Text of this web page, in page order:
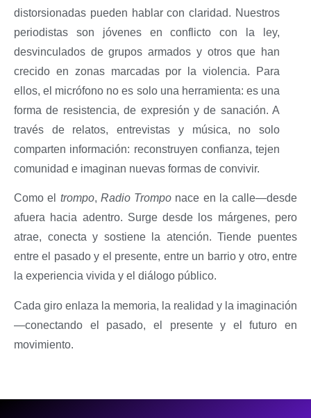
distorsionadas pueden hablar con claridad. Nuestros
periodistas son jóvenes en conflicto con la ley,
desvinculados de grupos armados y otros que han
crecido en zonas marcadas por la violencia. Para
ellos, el micrófono no es solo una herramienta: es una
forma de resistencia, de expresión y de sanación. A
través de relatos, entrevistas y música, no solo
comparten información: reconstruyen confianza, tejen
comunidad e imaginan nuevas formas de convivir.
Como el trompo, Radio Trompo nace en la calle—desde
afuera hacia adentro. Surge desde los márgenes, pero
atrae, conecta y sostiene la atención. Tiende puentes
entre el pasado y el presente, entre un barrio y otro, entre
la experiencia vivida y el diálogo público.
Cada giro enlaza la memoria, la realidad y la imaginación
—conectando el pasado, el presente y el futuro en
movimiento.